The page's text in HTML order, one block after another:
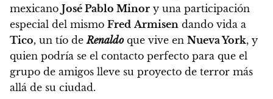
mexicano José Pablo Minor y una participación
especial del mismo Fred Armisen dando vida a
Tico, un tío deRenaldoque vive en Nueva York, y
quien podría se el contacto perfecto para que el
grupo de amigos lleve su proyecto de terror más
allá de su ciudad.